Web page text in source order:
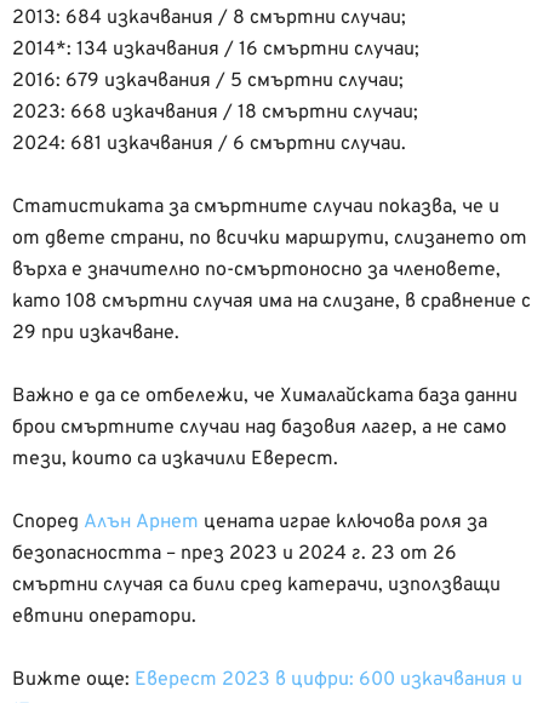
2013: 684 изкачвания / 8 смъртни случаи;
2014*: 134 изкачвания / 16 смъртни случаи;
2016: 679 изкачвания / 5 смъртни случаи;
2023: 668 изкачвания / 18 смъртни случаи;
2024: 681 изкачвания / 6 смъртни случаи.
Статистиката за смъртните случаи показва, че и
от двете страни, по всички маршрути, слизането от
върха е значително по-смъртоносно за членовете,
като 108 смъртни случая има на слизане, в сравнение с
29 при изкачване.
Важно е да се отбележи, че Хималайската база данни
брои смъртните случаи над базовия лагер, а не само
тези, които са изкачили Еверест.
Според Алън Арнет цената играе ключова роля за
безопасността – през 2023 и 2024 г. 23 от 26
смъртни случая са били сред катерачи, използващи
евтини оператори.
Вижте още: Еверест 2023 в цифри: 600 изкачвания и